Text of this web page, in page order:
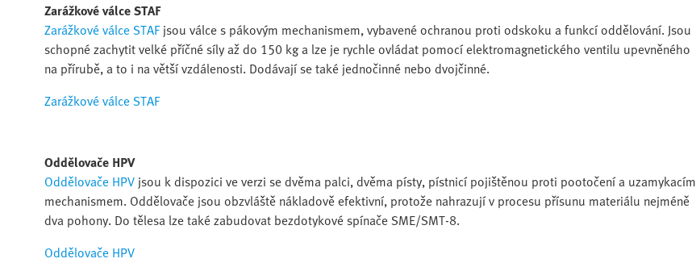
Zarážkové válce STAF
Zarážkové válce STAFjsou válce s pákovým mechanismem, vybavené ochranou proti odskoku a funkcí oddělování. Jsou
schopné zachytit velké příčné síly až do 150 kg a lze je rychle ovládat pomocí elektromagnetického ventilu upevněného
na přírubě, a to i na větší vzdálenosti. Dodávají se také jednočinné nebo dvojčinné.
Zarážkové válce STAF
Oddělovače HPV
Oddělovače HPV jsou k dispozici ve verzi se dvěma palci, dvěma písty, pístnicí pojištěnou proti pootočení a uzamykacím
mechanismem. Oddělovače jsou obzvláště nákladově efektivní, protože nahrazují v procesu přísunu materiálu nejméně
dva pohony. Do tělesa lze také zabudovat bezdotykové spínače SME/SMT-8.
Oddělovače HPV